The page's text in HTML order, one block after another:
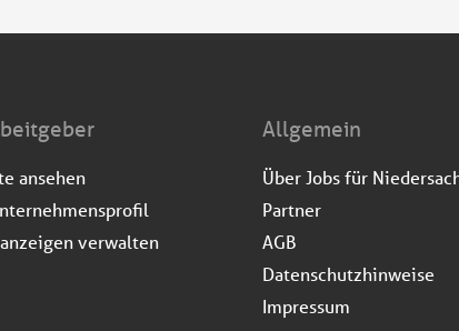
ansehen
verwalten
Allgemein
Über Jobs für
Partner
AGB
Datenschutzhinweise
Impressum